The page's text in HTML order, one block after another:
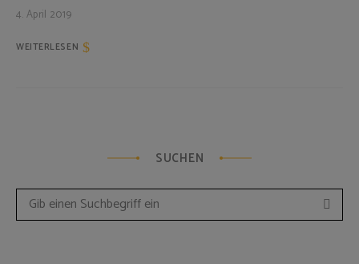
4. April 2019
WEITERLESEN
SUCHEN
Search